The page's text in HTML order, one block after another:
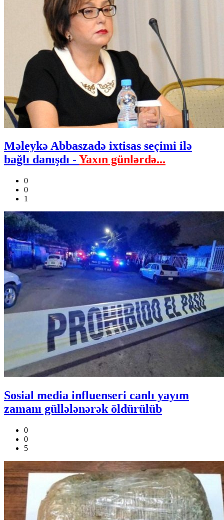
Məleykə Abbaszadə ixtisas seçimi ilə
bağlı danışdı -Yaxın günlərdə...
0
0
1
Sosial media influenseri canlı yayım
zamanı güllələnərək öldürülüb
0
0
5